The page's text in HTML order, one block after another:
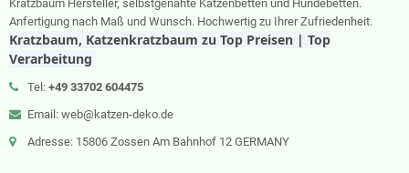
Kratzbaum Hersteller, selbstgenähte Katzenbetten und Hundebetten.
Anfertigung nach Maß und Wunsch. Hochwertig zu Ihrer Zufriedenheit.
Kratzbaum, Katzenkratzbaum zu Top Preisen | Top
Verarbeitung
Tel: +49 33702 604475
Email: web@katzen-deko.de
Adresse: 15806 Zossen Am Bahnhof 12 GERMANY